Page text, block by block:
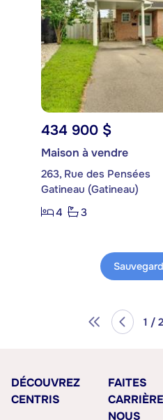
434 900 $
Maison à vendre
263, Rue des Pensées
Gatineau (Gatineau)
4
3
1 /
DÉCOUVREZ
CENTRIS
FAITES
NOUS